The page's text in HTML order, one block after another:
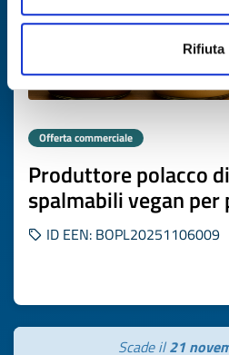
Rifiuta
Offerta commerciale
Produttore polacco
spalmabili vegan
ID EEN: BOPL20251106009
Scade il21